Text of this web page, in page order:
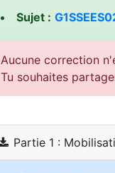
Sujet :
Aucune correction
Tu souhaites
Partie 1 :